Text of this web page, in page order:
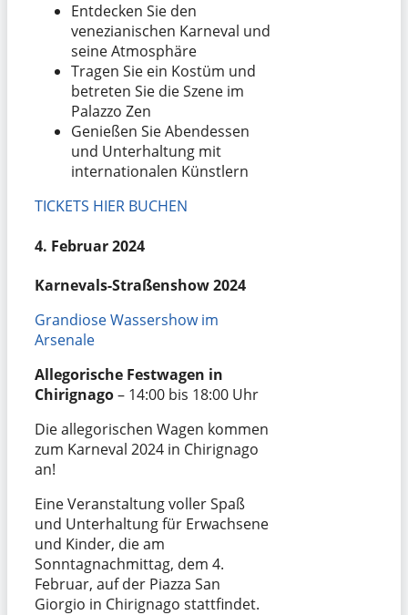
Entdecken Sie den
venezianischen Karneval und
seine Atmosphäre
Tragen Sie ein Kostüm und
betreten Sie die Szene im
Palazzo Zen
Genießen Sie Abendessen
und Unterhaltung mit
internationalen Künstlern
TICKETS HIER BUCHEN
4. Februar 2024
Karnevals-Straßenshow 2024
Grandiose Wassershow im
Arsenale
Allegorische Festwagen in
Chirignago– 14:00 bis 18:00 Uhr
Die allegorischen Wagen kommen
zum Karneval 2024 in Chirignago
an!
Eine Veranstaltung voller Spaß
und Unterhaltung für Erwachsene
und Kinder, die am
Sonntagnachmittag, dem 4.
Februar, auf der Piazza San
Giorgio in Chirignago stattfindet.